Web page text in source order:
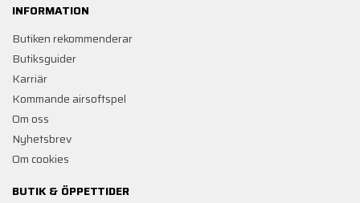
INFORMATION
Butiken rekommenderar
Butiksguider
Karriär
Kommande airsoftspel
Om oss
Nyhetsbrev
Om cookies
BUTIK & ÖPPETTIDER